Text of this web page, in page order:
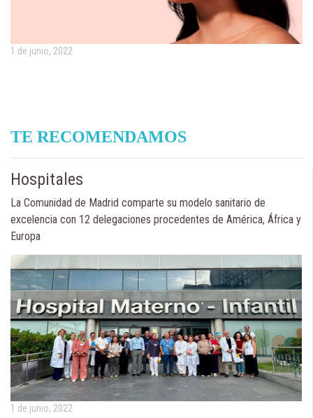
1 de junio, 2022
TE RECOMENDAMOS
Hospitales
La Comunidad de Madrid comparte su modelo sanitario de
excelencia con 12 delegaciones procedentes de América, África y
Europa
1 de junio, 2022